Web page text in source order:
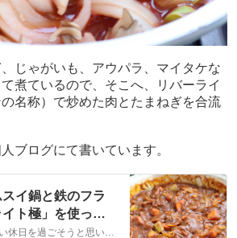
じゃがいも、アウパラ、マイタケな
煮ているので、そこへ、リバーライ
名称）で炒めた肉とたまねぎを合流
ブログにて書いています。
スイ鍋と鉄のフラ
ト極」を使って
』
いや～、 特に予定の無い休日を過ごそうと思い、いろんな用事を済ませておいて、今日は何もせず一日を完全休養にあてるつもりでした。不眠症に苦しんだ夏、複雑な売買契…